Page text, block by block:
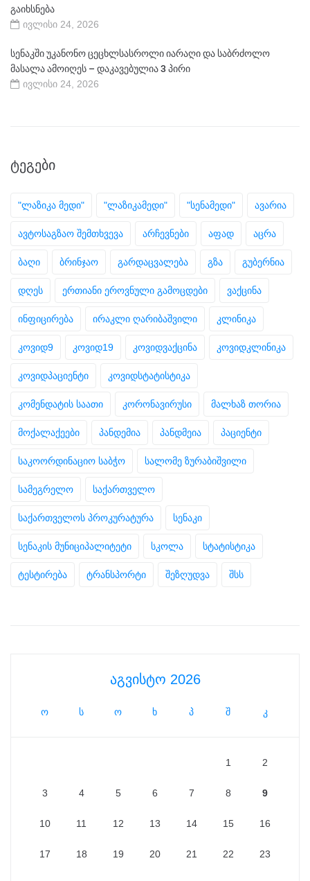
გაიხსნება
ივლისი 24, 2026
სენაკში უკანონო ცეცხლსასროლი იარაღი და საბრძოლო
მასალა ამოიღეს – დაკავებულია 3 პირი
ივლისი 24, 2026
ᲢᲔᲒᲔᲑᲘ
"ლაზიკა მედი" "ლაზიკამედი" "სენამედი" ავარია
ავტოსაგზაო შემთხვევა არჩევნები აფად აცრა
ბაღი ბრინჯაო გარდაცვალება გზა გუბერნია
დღეს ერთიანი ეროვნული გამოცდები ვაქცინა
ინფიცირება ირაკლი ღარიბაშვილი კლინიკა
კოვიდ9 კოვიდ19 კოვიდვაქცინა კოვიდკლინიკა
კოვიდპაციენტი კოვიდსტატისტიკა
კომენდატის საათი კორონავირუსი მალხაზ თორია
მოქალაქეები პანდემია პანდმეია პაციენტი
საკოორდინაციო საბჭო სალომე ზურაბიშვილი
სამეგრელო საქართველო
საქართველოს პროკურატურა სენაკი
სენაკის მუნიციპალიტეტი სკოლა სტატისტიკა
ტესტირება ტრანსპორტი შეზღუდვა შსს
აგვისტო 2026
ო ს ო ხ პ შ კ
1 2
3 4 5 6 7 8 9
10 11 12 13 14 15 16
17 18 19 20 21 22 23